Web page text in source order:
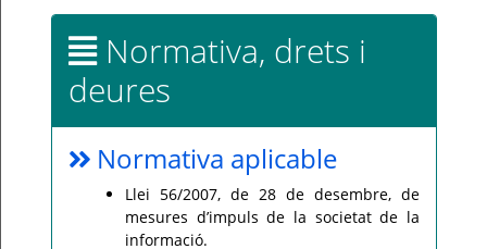
Normativa, drets i
deures
Normativa aplicable
Llei 56/2007, de 28 de desembre, de
mesures d’impuls de la societat de la
informació.